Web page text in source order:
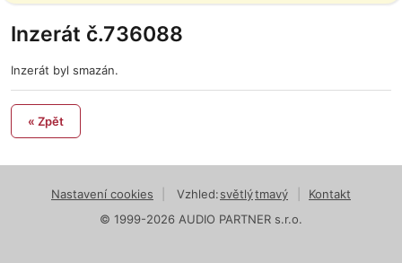
Inzerát č.736088
Inzerát byl smazán.
« Zpět
Nastavení cookies Vzhled:světlýtmavý
Kontakt
© 1999-2026 AUDIO PARTNER s.r.o.